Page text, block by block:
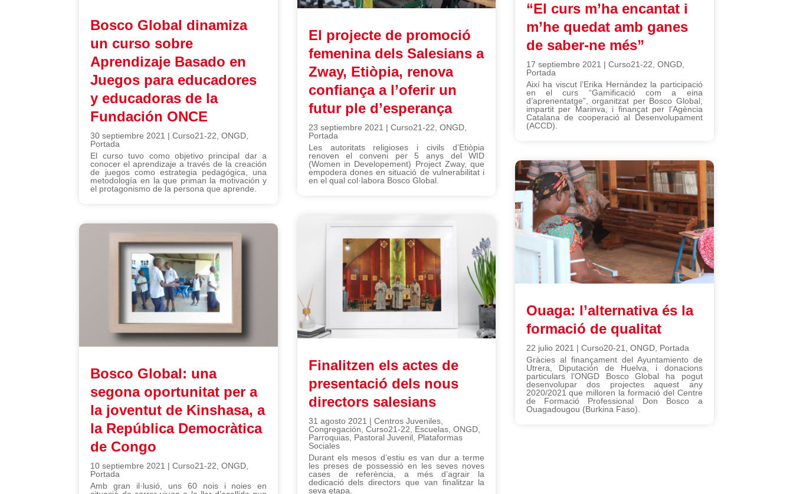
Bosco Global dinamiza
un curso sobre
Aprendizaje Basado en
Juegos para educadores
y educadoras de la
Fundación ONCE
30 septiembre 2021 |Curso21-22,ONGD,
Portada
El curso tuvo como objetivo principal dar a
conocer el aprendizaje a través de la creación
de juegos como estrategia pedagógica, una
metodología en la que priman la motivación y
el protagonismo de la persona que aprende.
Bosco Global: una
segona oportunitat per a
la joventut de Kinshasa, a
la República Democràtica
de Congo
10 septiembre 2021 |Curso21-22 ,ONGD
Portada
Amb gran il·lusió, uns 60 nois i noies en
El projecte de promoció
femenina dels Salesians a
Zway, Etiòpia, renova
confiança a l’oferir un
futur ple d’esperança
23 septiembre 2021 | Curso21-22, ONGD,
Portada
Les autoritats religioses i civils d’Etiòpia
renoven el conveni per 5 anys del WID
(Women in Developement) Project Zway, que
empodera dones en situació de vulnerabilitat i
en el qual col·labora Bosco Global.
Finalitzen els actes de
presentació dels nous
directors salesians
31 agosto 2021 | Centros Juveniles,
Congregación Curso21-22 Escuelas, ONGD,
Parroquias, Pastoral Juvenil, Plataformas
Sociales
Durant els mesos d’estiu es van dur a terme
les preses de possessió en les seves noves
cases de referència, a més d’agrair la
dedicació dels directors que van finalitzar la
seva etapa.
“El curs m’ha encantat i
m’he quedat amb ganes
de saber-ne més”
17 septiembre 2021 | Curso21-22, ONGD,
Portada
Així ha viscut l’Erika Hernández la participació
en el curs “Gamificació com a eina
d’aprenentatge”, organitzat per Bosco Global,
impartit per Marinva, i finançat per l’Agència
Catalana de cooperació al Desenvolupament
(ACCD).
Ouaga: l’alternativa és la
formació de qualitat
22 julio 2021 | Curso20-21 ONGD, Portada
Gràcies al finançament del Ayuntamiento de
Utrera, Diputación de Huelva, i donacions
particulars l’ONGD Bosco Global ha pogut
desenvolupar dos projectes aquest any
2020/2021 que milloren la formació del Centre
de Formació Professional Don Bosco a
Ouagadougou (Burkina Faso).